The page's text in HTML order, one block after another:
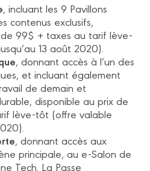
, incluant les 9 Pavillons
contenus exclusifs,
99$ + taxes au tarif lève-
13 août 2020).
, donnant accès à l’un des
et incluant également
de demain et
disponible au prix de
lève-tôt (offre valable
, donnant accès aux
principale, au e-Salon de
Tech. La Passe